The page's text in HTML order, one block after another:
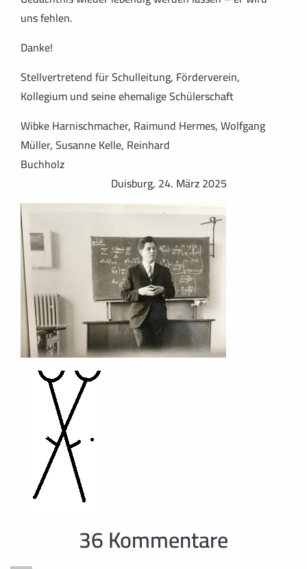
uns fehlen.
Danke!
Stellvertretend für Schulleitung, Förderverein,
Kollegium und seine ehemalige Schülerschaft
Wibke Harnischmacher, Raimund Hermes, Wolfgang
Müller, Susanne Kelle, Reinhard
Buchholz
Duisburg, 24. März 2025
36 Kommentare